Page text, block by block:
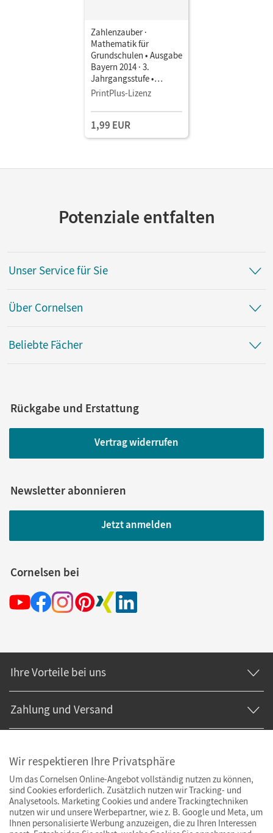
Zahlenzauber ·
Mathematik für
Grundschulen • Ausgabe
Bayern 2014 · 3.
Jahrgangsstufe •
Schulbuch als E-Book
PrintPlus-Lizenz
1,99 EUR
Potenziale entfalten
Unser Service für Sie
Über Cornelsen
Beliebte Fächer
Rückgabe und Erstattung
Vertrag widerrufen
Newsletter abonnieren
Jetzt anmelden
Cornelsen bei
Ihre Vorteile bei uns
Zahlung und Versand
Wir respektieren Ihre Privatsphäre
Um das Cornelsen Online-Angebot vollständig nutzen zu können,
sind Cookies erforderlich. Zusätzlich nutzen wir Tracking- und
Analysetools. Marketing Cookies und andere Trackingtechniken
nutzen wir und unsere Werbepartner, wie z. B. Google und Meta, um
Ihnen personalisierte Werbung anzuzeigen, die zu Ihren Interessen